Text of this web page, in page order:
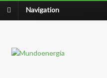
Navigation